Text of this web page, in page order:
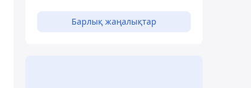
Барлық жаңалықтар